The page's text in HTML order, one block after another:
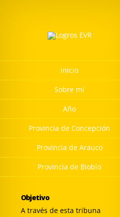
Inicio
Sobre mí
Año
Provincia de Concepción
Provincia de Arauco
Provincia de Biobío
Objetivo
A través de esta tribuna